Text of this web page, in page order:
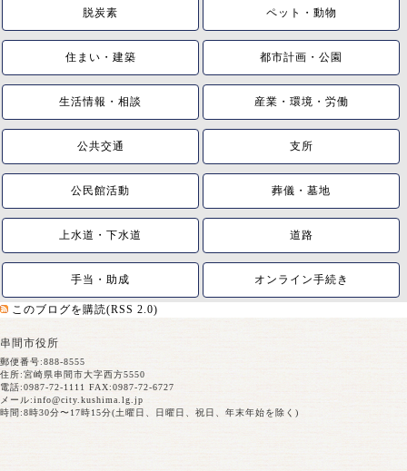
脱炭素 ペット・動物
住まい・建築 都市計画・公園
生活情報・相談 産業・環境・労働
公共交通 支所
公民館活動 葬儀・墓地
上水道・下水道 道路
手当・助成 オンライン手続き
このブログを購読(RSS 2.0)
串間市役所
郵便番号:888-8555
住所:宮崎県串間市大字西方5550
電話:0987-72-1111 FAX:0987-72-6727
メール:info@city.kushima.lg.jp
時間:8時30分〜17時15分(土曜日、日曜日、祝日、年末年始を除く)